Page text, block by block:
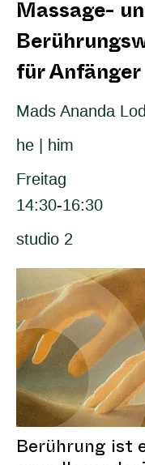
Massage-
für Anfänger
Mads Ananda
he | him
Freitag
14:30-16:30
studio 2
Berührung ist